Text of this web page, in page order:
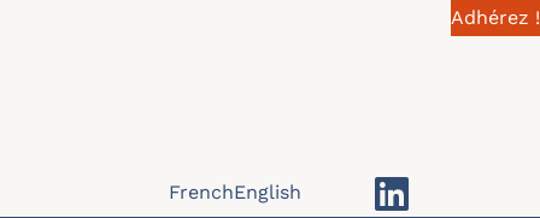
Adhérez !
FrenchEnglish